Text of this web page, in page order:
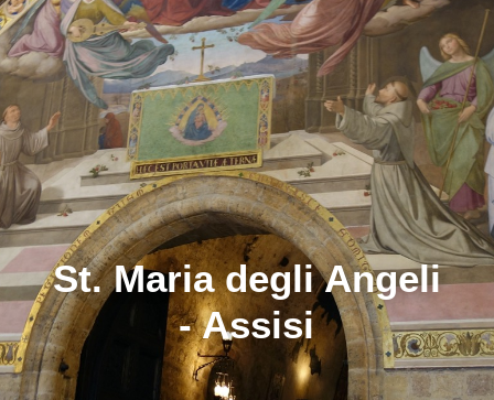
St. Maria degli Angeli
- Assisi